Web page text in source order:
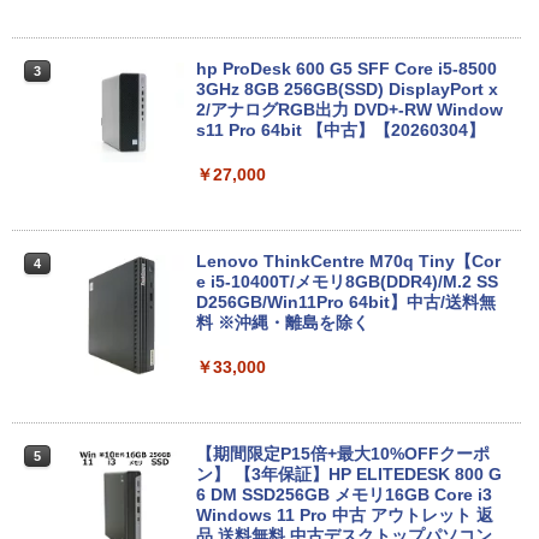
NEC VersaPro 第七世代 Corei3 メモリ4
GB SSD128GB 無線LAN HDMI Bluetoo
th USB3.0 SDカード Office バーサプロ
ノートPC パソコン 中古パソコン 中古PC
中古ノートパソコン パナソニック Let's
note SV7 第8世代 Core i5 Windows11
Pro WPS Office 2024付き メモリ8GB S
MI 軽量 モバイル ビジネス 在宅勤務 学生
￥15,800
中古美品 フルHD 15.6インチ TOSHIBA
3
hp ProDesk 600 G5 SFF Core i5-8500
3GHz 8GB 256GB(SSD) DisplayPort x
2/アナログRGB出力 DVD+-RW Window
s11 Pro 64bit 【中古】【20260304】
￥27,000
4
Lenovo ThinkCentre M70q Tiny【Cor
e i5-10400T/メモリ8GB(DDR4)/M.2 SS
D256GB/Win11Pro 64bit】中古/送料無
料 ※沖縄・離島を除く
￥33,000
5
【期間限定P15倍+最大10%OFFクーポ
ン】 【3年保証】HP ELITEDESK 800 G
6 DM SSD256GB メモリ16GB Core i3
Windows 11 Pro 中古 アウトレット 返